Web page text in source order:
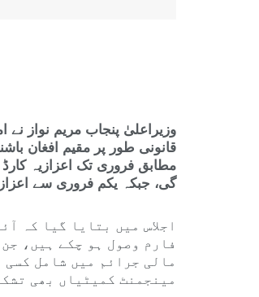
وزیراعلیٰ پنجاب مریم نواز
قانونی طور پر مقیم افغان
مطابق فروری تک اعزازیہ
گی، جبکہ یکم فروری سے
اجلاس میں بتایا گیا کہ
فارم وصول ہو چکے ہیں،
مالی جرائم میں شامل
مینجمنٹ کمیٹیاں بھی